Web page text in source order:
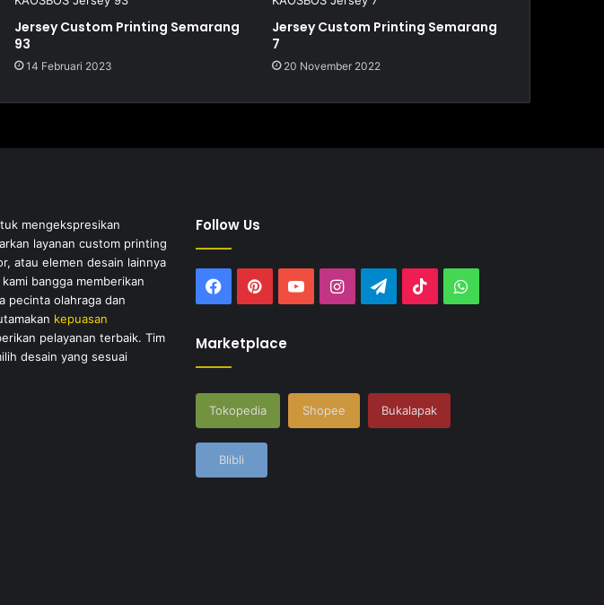
Jersey Custom Printing Semarang
93
14 Februari 2023
Jersey Custom Printing Semarang
7
20 November 2022
mengekspresikan
layanan custom printing
atau elemen desain lainnya
bangga memberikan
pecinta olahraga dan
kepuasan
pelayanan terbaik. Tim
desain yang sesuai
Follow Us
Facebook
PinterestYouTubeInstagramTelegram
TikTok
Marketplace
Tokopedia Shopee Bukalapak
Blibli